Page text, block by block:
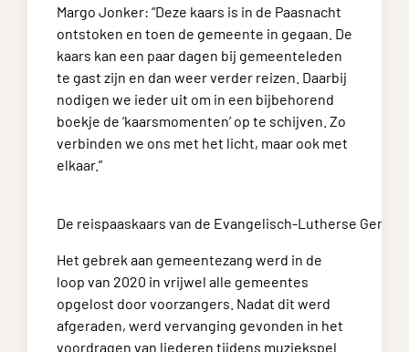
Margo Jonker: “Deze kaars is in de Paasnacht
ontstoken en toen de gemeente in gegaan. De
kaars kan een paar dagen bij gemeenteleden
te gast zijn en dan weer verder reizen. Daarbij
nodigen we ieder uit om in een bijbehorend
boekje de ‘kaarsmomenten’ op te schijven. Zo
verbinden we ons met het licht, maar ook met
elkaar.”
De reispaaskaars van de Evangelisch-Lutherse
Het gebrek aan gemeentezang werd in de
loop van 2020 in vrijwel alle gemeentes
opgelost door voorzangers. Nadat dit werd
afgeraden, werd vervanging gevonden in het
voordragen van liederen tijdens muziekspel.